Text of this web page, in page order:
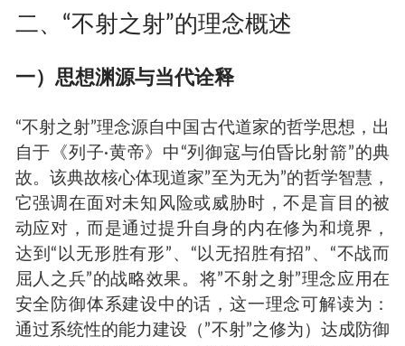
二、“不射之射”的理念概述
一）思想渊源与当代诠释
“不射之射”理念源自中国古代道家的哲学思想，出
自于《列子·黄帝》中“列御寇与伯昏比射箭”的典
故。该典故核心体现道家”至为无为”的哲学智慧，
它强调在面对未知风险或威胁时，不是盲目的被
动应对，而是通过提升自身的内在修为和境界，
达到“以无形胜有形”、“以无招胜有招”、“不战而
屈人之兵”的战略效果。将”不射之射”理念应用在
安全防御体系建设中的话，这一理念可解读为：
通过系统性的能力建设（”不射”之修为）达成防御